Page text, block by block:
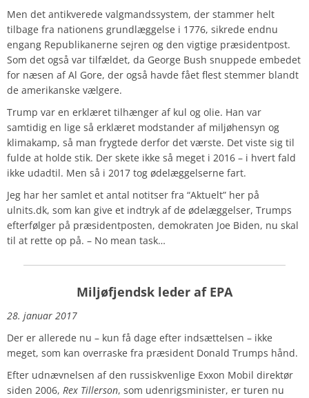
Men det antikverede valgmandssystem, der stammer helt
tilbage fra nationens grundlæggelse i 1776, sikrede endnu
engang Republikanerne sejren og den vigtige præsidentpost.
Som det også var tilfældet, da George Bush snuppede embedet
for næsen af Al Gore, der også havde fået flest stemmer blandt
de amerikanske vælgere.
Trump var en erklæret tilhænger af kul og olie. Han var
samtidig en lige så erklæret modstander af miljøhensyn og
klimakamp, så man frygtede derfor det værste. Det viste sig til
fulde at holde stik. Der skete ikke så meget i 2016 – i hvert fald
ikke udadtil. Men så i 2017 tog ødelæggelserne fart.
Jeg har her samlet et antal notitser fra “Aktuelt” her på
ulnits.dk, som kan give et indtryk af de ødelæggelser, Trumps
efterfølger på præsidentposten, demokraten Joe Biden, nu skal
til at rette op på. – No mean task…
Miljøfjendsk leder af EPA
28. januar 2017
Der er allerede nu – kun få dage efter indsættelsen – ikke
meget, som kan overraske fra præsident Donald Trumps hånd.
Efter udnævnelsen af den russiskvenlige Exxon Mobil direktør
siden 2006, Rex Tillerson, som udenrigsminister, er turen nu